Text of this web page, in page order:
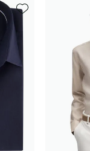
Toevoegen aan